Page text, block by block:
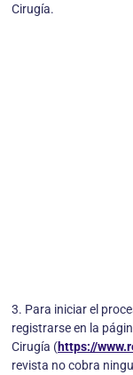
Cirugía.
3. Para iniciar el
registrarse en la
Cirugía (https://
revista no cobra